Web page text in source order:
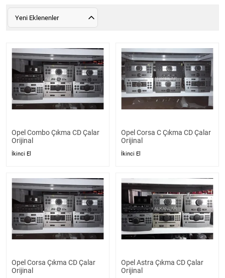
Yeni Eklenenler
Opel Combo Çıkma CD Çalar
Orijinal
İkinci El
Opel Corsa C Çıkma CD Çalar
Orijinal
İkinci El
Opel Corsa Çıkma CD Çalar
Orijinal
Opel Astra Çıkma CD Çalar
Orijinal